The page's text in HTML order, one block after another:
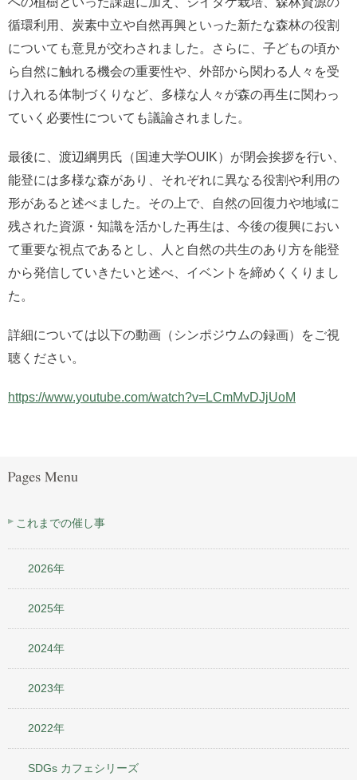
循環利用、炭素中立や自然再興といった新たな森林の役割
についても意見が交わされました。さらに、子どもの頃か
ら自然に触れる機会の重要性や、外部から関わる人々を受
け入れる体制づくりなど、多様な人々が森の再生に関わっ
ていく必要性についても議論されました。
最後に、渡辺綱男氏（国連大学OUIK）が閉会挨拶を行い、
能登には多様な森があり、それぞれに異なる役割や利用の
形があると述べました。その上で、自然の回復力や地域に
残された資源・知識を活かした再生は、今後の復興におい
て重要な視点であるとし、人と自然の共生のあり方を能登
から発信していきたいと述べ、イベントを締めくくりまし
た。
詳細については以下の動画（シンポジウムの録画）をご視
聴ください。
https://www.youtube.com/watch?v=LCmMvDJjUoM
これまでの催し事
2026年
2025年
2024年
2023年
2022年
SDGs カフェシリーズ